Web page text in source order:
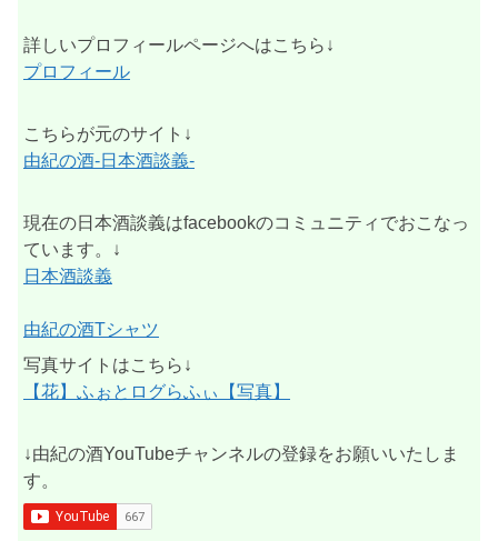
詳しいプロフィールページへはこちら↓
プロフィール
こちらが元のサイト↓
由紀の酒-日本酒談義-
現在の日本酒談義はfacebookのコミュニティでおこなっ
ています。↓
日本酒談義
由紀の酒Tシャツ
写真サイトはこちら↓
【花】ふぉとログらふぃ【写真】
↓由紀の酒YouTubeチャンネルの登録をお願いいたしま
す。